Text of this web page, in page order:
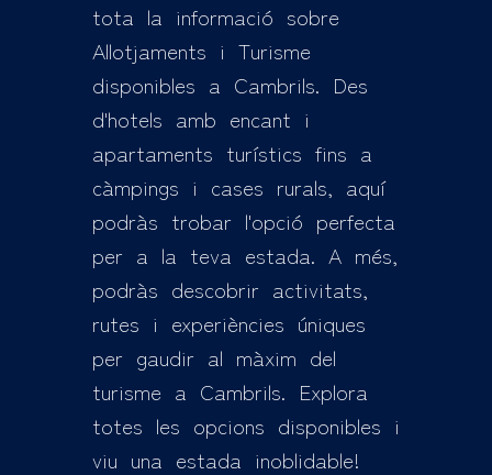
tota la informació sobre
Allotjaments i Turisme
disponibles a Cambrils. Des
d'hotels amb encant i
apartaments turístics fins a
càmpings i cases rurals, aquí
podràs trobar l'opció perfecta
per a la teva estada. A més,
podràs descobrir activitats,
rutes i experiències úniques
per gaudir al màxim del
turisme a Cambrils. Explora
totes les opcions disponibles i
viu una estada inoblidable!